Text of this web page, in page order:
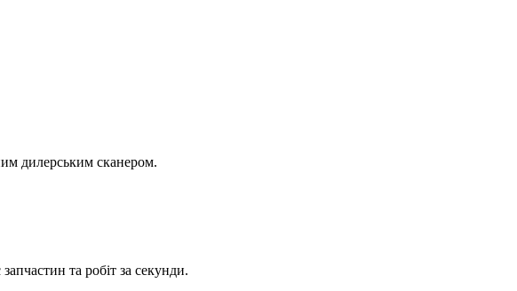
дилерським сканером.
та робіт за секунди.